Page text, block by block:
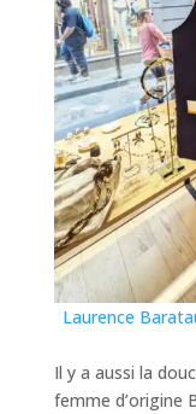
Laurence
Il y a aussi la
femme d’origine